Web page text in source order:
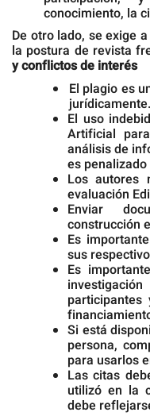
conocimiento, la
De otro lado, se exige
la postura de revista
y conflictos de interés
El plagio es
jurídicamente.
El uso
Artificial
análisis de
es
Los autores
evaluación
Enviar
construcción
Es
sus
Es
Si está
persona,
para usarlos
Las citas
utilizó en la
debe